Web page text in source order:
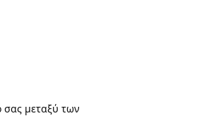
σας μεταξύ των